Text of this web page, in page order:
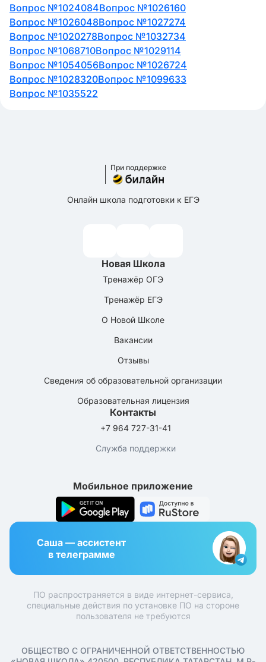
Вопрос №1024084Вопрос №1026160
Вопрос №1026048Вопрос №1027274
Вопрос №1020278Вопрос №1032734
Вопрос №1068710Вопрос №1029114
Вопрос №1054056Вопрос №1026724
Вопрос №1028320Вопрос №1099633
Вопрос №1035522
При поддержке
Онлайн школа подготовки к ЕГЭ
Новая Школа
Тренажёр ОГЭ
Тренажёр ЕГЭ
О Новой Школе
Вакансии
Отзывы
Сведения об образовательной организации
Образовательная лицензия
Контакты
+7 964 727-31-41
Служба поддержки
Мобильное приложение
Саша — ассистент
в телеграмме
ПО распространяется в виде интернет-сервиса,
специальные действия по установке ПО на стороне
пользователя не требуются
ОБЩЕСТВО С ОГРАНИЧЕННОЙ ОТВЕТСТВЕННОСТЬЮ